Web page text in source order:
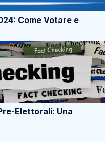
Come Votare e
Elettorali: Una